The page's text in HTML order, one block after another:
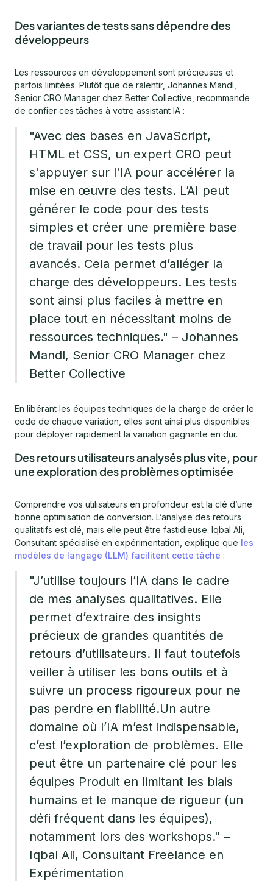
Des variantes de tests sans dépendre des
développeurs
Les ressources en développement sont précieuses et
parfois limitées. Plutôt que de ralentir, Johannes Mandl,
Senior CRO Manager chez Better Collective, recommande
de confier ces tâches à votre assistant IA :
"Avec des bases en JavaScript,
HTML et CSS, un expert CRO peut
s'appuyer sur l'IA pour accélérer la
mise en œuvre des tests. L’AI peut
générer le code pour des tests
simples et créer une première base
de travail pour les tests plus
avancés. Cela permet d’alléger la
charge des développeurs. Les tests
sont ainsi plus faciles à mettre en
place tout en nécessitant moins de
ressources techniques." – Johannes
Mandl, Senior CRO Manager chez
Better Collective
En libérant les équipes techniques de la charge de créer le
code de chaque variation, elles sont ainsi plus disponibles
pour déployer rapidement la variation gagnante en dur.
Des retours utilisateurs analysés plus vite, pour
une exploration des problèmes optimisée
Comprendre vos utilisateurs en profondeur est la clé d’une
bonne optimisation de conversion. L’analyse des retours
qualitatifs est clé, mais elle peut être fastidieuse. Iqbal Ali,
Consultant spécialisé en expérimentation, explique que les
modèles de langage (LLM) facilitent cette tâche :
"J’utilise toujours l’IA dans le cadre
de mes analyses qualitatives. Elle
permet d’extraire des insights
précieux de grandes quantités de
retours d’utilisateurs. Il faut toutefois
veiller à utiliser les bons outils et à
suivre un process rigoureux pour ne
pas perdre en fiabilité.Un autre
domaine où l’IA m’est indispensable,
c’est l’exploration de problèmes. Elle
peut être un partenaire clé pour les
équipes Produit en limitant les biais
humains et le manque de rigueur (un
défi fréquent dans les équipes),
notamment lors des workshops." –
Iqbal Ali, Consultant Freelance en
Expérimentation